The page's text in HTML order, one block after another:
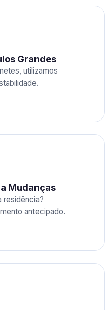
Grandes
utilizamos
Mudanças
residência?
antecipado.